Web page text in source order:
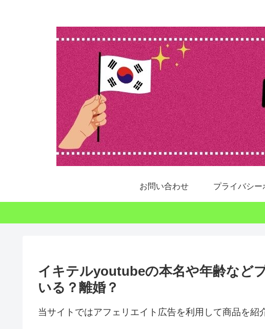
お問い合わせ プライバシー
イキテルyoutubeの本名や年齢など
いる？離婚？
当サイトではアフェリエイト広告を利用して商品を紹